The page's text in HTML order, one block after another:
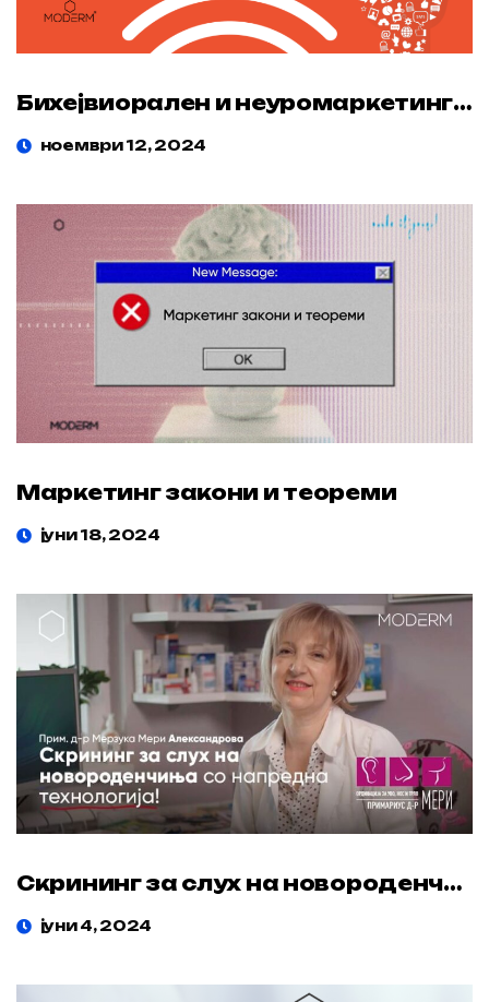
Бихејвиорален и неуромаркетинг во здравството
ноември 12, 2024
Маркетинг закони и теореми
јуни 18, 2024
Скрининг за слух на новороденчиња!
јуни 4, 2024